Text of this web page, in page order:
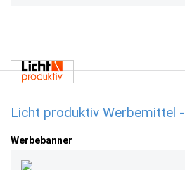
Licht produktiv Werbemittel
Werbebanner